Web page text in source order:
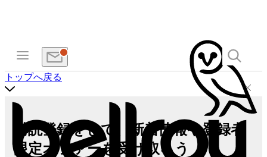
トップへ戻る
購読登録をして、新着情報や登録者
限定オファーを受け取ろう